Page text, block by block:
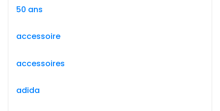
50 ans
accessoire
accessoires
adida